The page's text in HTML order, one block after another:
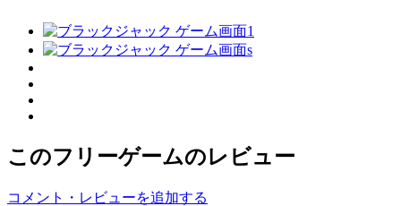
このフリーゲームのレビュー
コメント・レビューを追加する